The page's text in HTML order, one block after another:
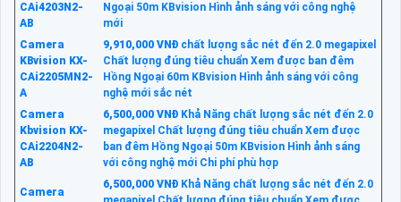
CAi4203N2-
AB
Ngoại 50m KBvision Hình ảnh sáng với công nghệ
mới
Camera
KBvision KX-
CAi2205MN2-
A
9,910,000 VNĐ chất lượng sắc nét đến 2.0 megapixel
Chất lượng đúng tiêu chuẩn Xem được ban đêm
Hồng Ngoại 60m KBvision Hình ảnh sáng với công
nghệ mới sắc nét
Camera
Kbvision KX-
CAi2204N2-
AB
6,500,000 VNĐ Khả Năng chất lượng sắc nét đến 2.0
megapixel Chất lượng đúng tiêu chuẩn Xem được
ban đêm Hồng Ngoại 50m KBvision Hình ảnh sáng
với công nghệ mới Chi phí phù hợp
Camera
6,500,000 VNĐ Khả Năng chất lượng sắc nét đến 2.0